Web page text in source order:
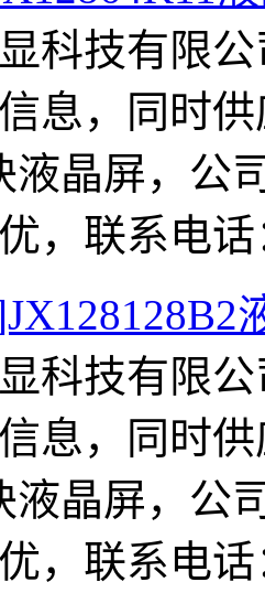
科技有限
息，同时
液晶屏，公
，联系电话
科技有限
息，同时
液晶屏，公
，联系电话